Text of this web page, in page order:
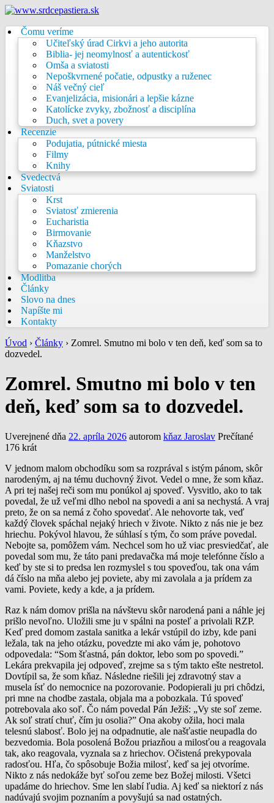
Čomu veríme
Učiteľský úrad Cirkvi a jeho autorita
Biblia- jej neomylnosť a autentickosť
Omša a sviatosti
Nepoškvrnené počatie, odpustky a ruženec
Náš večný cieľ
Evanjelizácia, misionári a lepšie kázne
Katolícke zvyky, zbožnosť a disciplína
Duch, svet a povery
Recenzie
Podujatia, pútnické miesta
Filmy
Knihy
Svedectvá
Sviatosti
Krst
Sviatosť zmierenia
Eucharistia
Birmovanie
Kňazstvo
Manželstvo
Pomazanie chorých
Modlitba
Články
Slovo na dnes
Napíšte mi
Kontakty
Úvod › Články › Zomrel. Smutno mi bolo v ten deň, keď som sa to
dozvedel.
Zomrel. Smutno mi bolo v ten
deň, keď som sa to dozvedel.
Uverejnené dňa 22. apríla 2026 autorom kňaz Jaroslav Prečítané
176 krát
V jednom malom obchodíku som sa rozprával s istým pánom, skôr
narodeným, aj na tému duchovný život. Vedel o mne, že som kňaz.
A pri tej našej reči som mu ponúkol aj spoveď. Vysvitlo, ako to tak
povedal, že už veľmi dlho nebol na spovedi a ani sa nechystá. A vraj
preto, že on sa nemá z čoho spovedať. Ale nehovorte tak, veď
každý človek spáchal nejaký hriech v živote. Nikto z nás nie je bez
hriechu. Pokývol hlavou, že súhlasí s tým, čo som práve povedal.
Nebojte sa, pomôžem vám. Nechcel som ho už viac presviedčať, ale
povedal som mu, že táto pani predavačka má moje telefónne číslo a
keď by ste si to predsa len rozmyslel s tou spoveďou, tak ona vám
dá číslo na mňa alebo jej poviete, aby mi zavolala a ja prídem za
vami. Poviete, kedy a kde, a ja prídem.
Raz k nám domov prišla na návštevu skôr narodená pani a náhle jej
prišlo nevoľno. Uložili sme ju v spálni na posteľ a privolali RZP.
Keď pred domom zastala sanitka a lekár vstúpil do izby, kde pani
ležala, tak na jeho otázku, povedzte mi ako vám je, pohotovo
odpovedala: “Som šťastná, pán doktor, lebo som po spovedi.”
Lekára prekvapila jej odpoveď, zrejme sa s tým takto ešte nestretol.
Dovtípil sa, že som kňaz. Následne riešili jej zdravotný stav a
musela ísť do nemocnice na pozorovanie. Podopierali ju pri chôdzi,
pri mne na chodbe zastala, objala ma a pobozkala. Tú spoveď
potrebovala ako soľ. Čo nám povedal Pán Ježiš: „Vy ste soľ zeme.
Ak soľ stratí chuť, čím ju osolia?” Ona akoby ožila, hoci mala
telesnú slabosť. Bolo jej na odpadnutie, ale našťastie neupadla do
bezvedomia. Bola posolená Božou priazňou a milosťou a reagovala
tak, ako reagovala, vyznala sa z hriechov. Očistená prekypovala
radosťou. Hľa, čo spôsobuje Božia milosť, keď sa jej otvoríme.
Nikto z nás nedokáže byť soľou zeme bez Božej milosti. Všetci
upadáme do hriechov. Sme len slabí ľudia. Aj keď sa niektorí z nás
nadúvajú svojim poznaním a povyšujú sa nad ostatných.